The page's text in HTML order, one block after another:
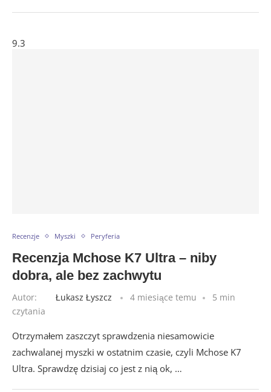
9.3
Recenzje Myszki Peryferia
Recenzja Mchose K7 Ultra – niby
dobra, ale bez zachwytu
Autor: Łukasz Łyszcz 4 miesiące temu
5 min
czytania
Otrzymałem zaszczyt sprawdzenia niesamowicie
zachwalanej myszki w ostatnim czasie, czyli Mchose K7
Ultra. Sprawdzę dzisiaj co jest z nią ok, …